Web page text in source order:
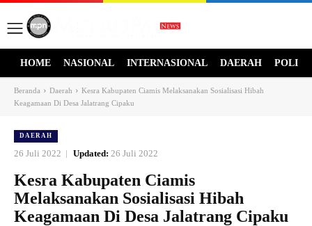
HOME NASIONAL INTERNASIONAL DAERAH
Beranda Daerah
Kesra Kabupaten Ciamis Melaksanakan Sosialisasi Hibah
Keagamaan Di Desa Jalatrang Cipaku
DAERAH
26 Juli 2022 Updated: 26 Juli 2022
Kesra Kabupaten Ciamis
Melaksanakan Sosialisasi Hibah
Keagamaan Di Desa Jalatrang Cipaku